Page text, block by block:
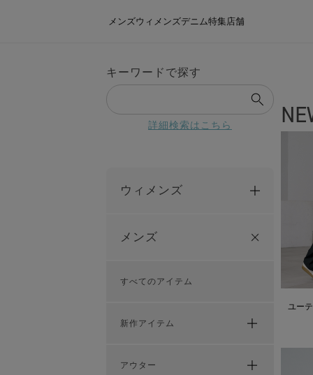
メンズウィメンズデニム特集店舗
キーワードで探す
詳細検索はこちら
ウィメンズ
メンズ
すべてのアイテム
新作アイテム
アウター
ユー